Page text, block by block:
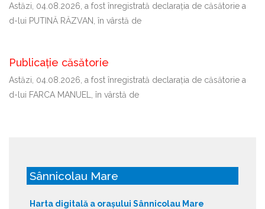
Astăzi, 04.08.2026, a fost înregistrată declaraţia de căsătorie a
d-lui PUTINĂ RĂZVAN, în vârstă de
Publicație căsătorie
Astăzi, 04.08.2026, a fost înregistrată declaraţia de căsătorie a
d-lui FARCA MANUEL, în vârstă de
Sânnicolau Mare
Harta digitală a orașului Sânnicolau Mare